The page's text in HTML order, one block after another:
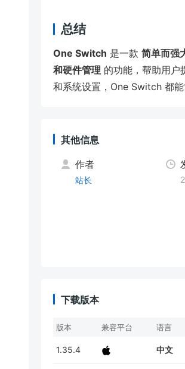
总结
One Switch 是一款 简单而强
和硬件管理 的功能，帮助用户
和系统设置，One Switch 都能
其他信息
作者
站长
下载版本
版本 兼容平台 语言
1.35.4 中文